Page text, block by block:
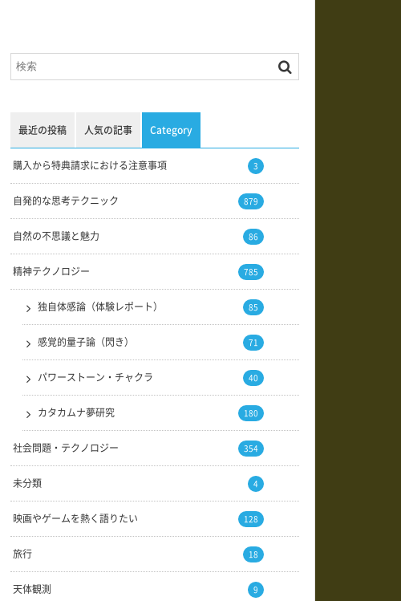
最近の投稿 人気の記事 Category
購入から特典請求における注意事項 3
自発的な思考テクニック 879
自然の不思議と魅力 86
精神テクノロジー 785
独自体感論（体験レポート） 85
感覚的量子論（閃き） 71
パワーストーン・チャクラ 40
カタカムナ夢研究 180
社会問題・テクノロジー 354
未分類 4
映画やゲームを熱く語りたい 128
旅行 18
天体観測 9